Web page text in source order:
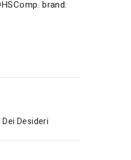
brand:
Desideri